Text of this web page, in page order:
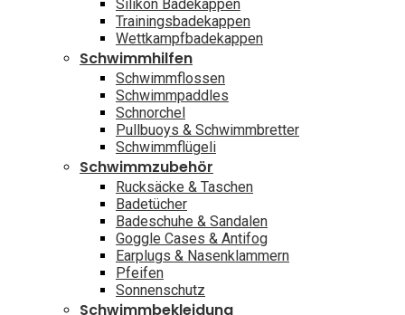
Silikon Badekappen
Trainingsbadekappen
Wettkampfbadekappen
Schwimmhilfen
Schwimmflossen
Schwimmpaddles
Schnorchel
Pullbuoys & Schwimmbretter
Schwimmflügeli
Schwimmzubehör
Rucksäcke & Taschen
Badetücher
Badeschuhe & Sandalen
Goggle Cases & Antifog
Earplugs & Nasenklammern
Pfeifen
Sonnenschutz
Schwimmbekleidung